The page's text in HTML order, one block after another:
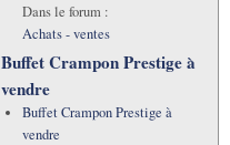
Dans le forum :
Achats - ventes
Buffet Crampon Prestige à
vendre
Buffet Crampon Prestige à
vendre